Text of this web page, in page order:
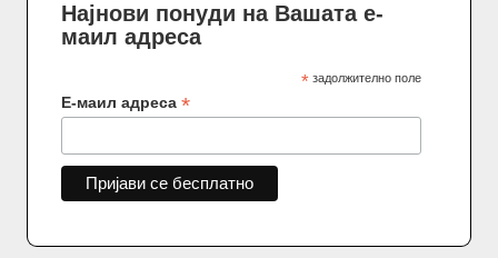
Најнови понуди на Вашата е-
маил адреса
* задолжително поле
Е-маил адреса *